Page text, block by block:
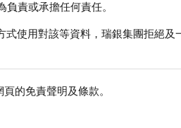
負責或承擔任何責任。
使用對該等資料，瑞銀集團拒絕及
頁的免責聲明及條款。